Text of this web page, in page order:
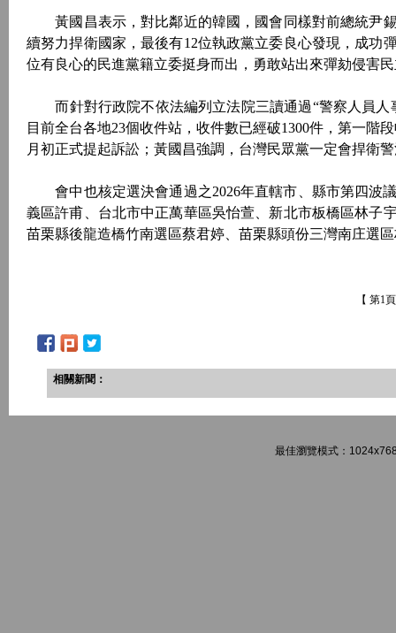
黃國昌表示，對比鄰近的韓國，國會同樣對前總統尹
續努力捍衛國家，最後有12位執政黨立委良心發現，成功
位有良心的民進黨籍立委挺身而出，勇敢站出來彈劾侵害
而針對行政院不依法編列立法院三讀通過“警察人員人
目前全台各地23個收件站，收件數已經破1300件，第一階
月初正式提起訴訟；黃國昌強調，台灣民眾黨一定會捍衛
會中也核定選決會通過之2026年直轄市、縣市第四波
義區許甫、台北市中正萬華區吳怡萱、新北市板橋區林子
苗栗縣後龍造橋竹南選區蔡君婷、苗栗縣頭份三灣南庄選
【 第1
相關新聞：
最佳瀏覽模式：